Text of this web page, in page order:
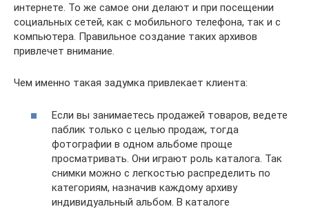
интернете. То же самое они делают и при посещении
социальных сетей, как с мобильного телефона, так и с
компьютера. Правильное создание таких архивов
привлечет внимание.
Чем именно такая задумка привлекает клиента:
Если вы занимаетесь продажей товаров, ведете
паблик только с целью продаж, тогда
фотографии в одном альбоме проще
просматривать. Они играют роль каталога. Так
снимки можно с легкостью распределить по
категориям, назначив каждому архиву
индивидуальный альбом. В каталоге